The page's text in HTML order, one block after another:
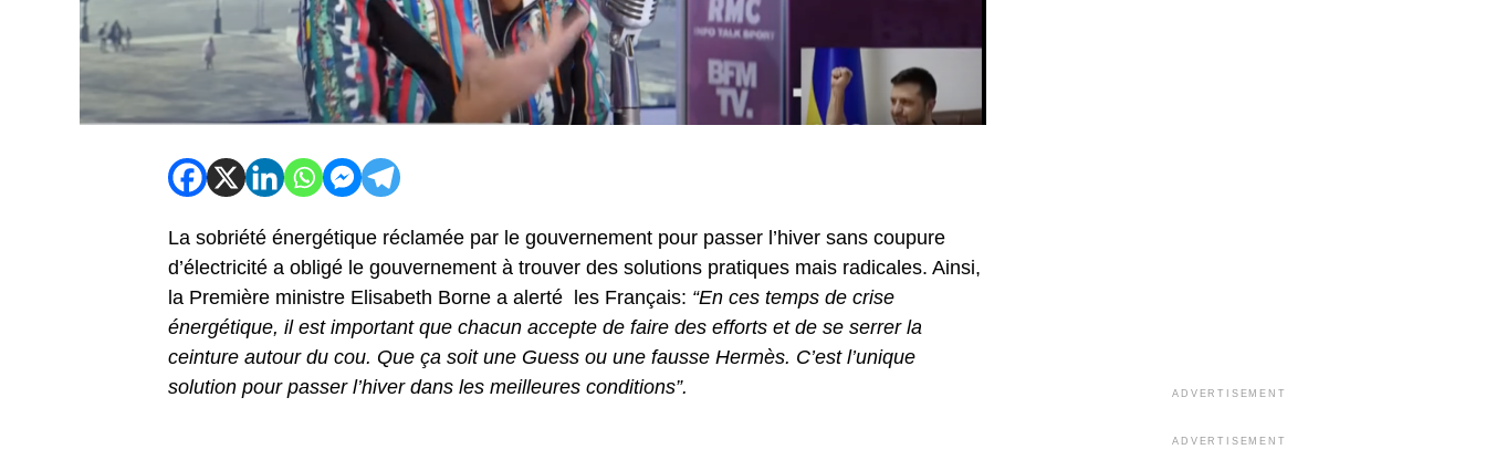
La sobriété énergétique réclamée par le gouvernement pour passer l’hiver sans coupure
d’électricité a obligé le gouvernement à trouver des solutions pratiques mais radicales. Ainsi,
la Première ministre Elisabeth Borne a alerté les Français: “En ces temps de crise
énergétique, il est important que chacun accepte de faire des efforts et de se serrer la
ceinture autour du cou. Que ça soit une Guess ou une fausse Hermès. C’est l’unique
solution pour passer l’hiver dans les meilleures conditions”.
ADVERTISEMENT
ADVERTISEMENT